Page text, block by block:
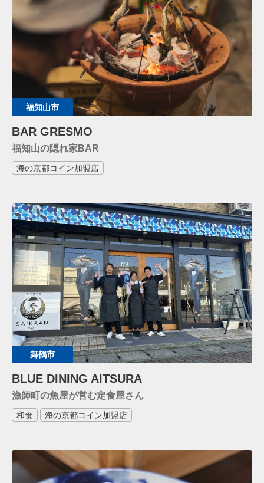
福知山市
BAR GRESMO
福知山の隠れ家BAR
海の京都コイン加盟店
舞鶴市
BLUE DINING AITSURA
漁師町の魚屋が営む定食屋さん
和食 海の京都コイン加盟店